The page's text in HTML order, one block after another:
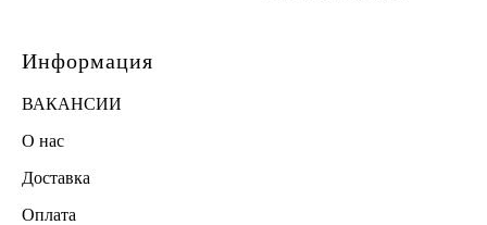
Информация
ВАКАНСИИ
О нас
Доставка
Оплата